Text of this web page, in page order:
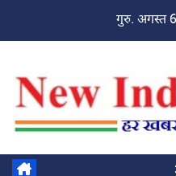
गुरु. अगस्त